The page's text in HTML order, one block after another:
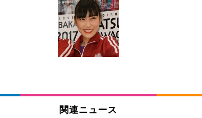
ムレスト コンパクト 約105度ロッキング pc 事務椅子 360度回
型4K UHD・USB Type-C・ホワイト
香料 ホワイト 300枚
関連ニュース